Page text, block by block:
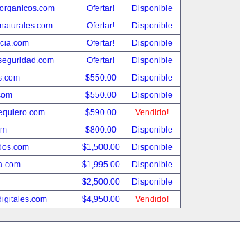
Ofertar!
Disponible
Ofertar!
Disponible
Ofertar!
Disponible
Ofertar!
Disponible
$550.00
Disponible
$550.00
Disponible
$590.00
Vendido!
$800.00
Disponible
$1,500.00
Disponible
$1,995.00
Disponible
$2,500.00
Disponible
$4,950.00 Vendido!